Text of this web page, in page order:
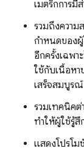
เมตริกการมี
รวมถึงความ
กำหนดของ
อีกครั้งเฉพ
ใช้กับเนื้อหา
เสร็จสมบูรณ์
รวมเทคนิคต่
ทำให้ผู้ใช้รู้สึ
แสดงโปรโม